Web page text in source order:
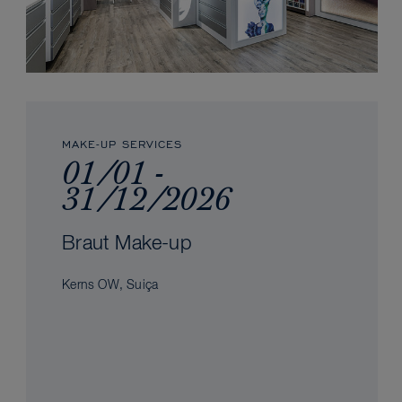
MAKE-UP SERVICES
01/01 -
31/12/2026
Braut Make-up
Kerns OW, Suiça